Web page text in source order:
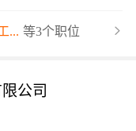
... 等3个职位
公司